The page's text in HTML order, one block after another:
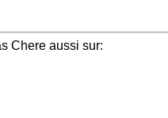
Chere aussi sur: